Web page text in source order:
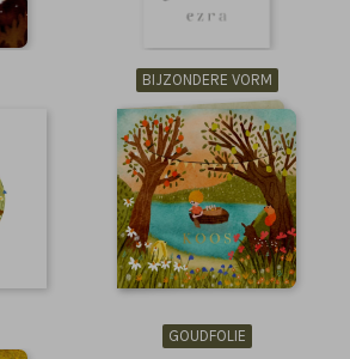
BIJZONDERE VORM
GOUDFOLIE